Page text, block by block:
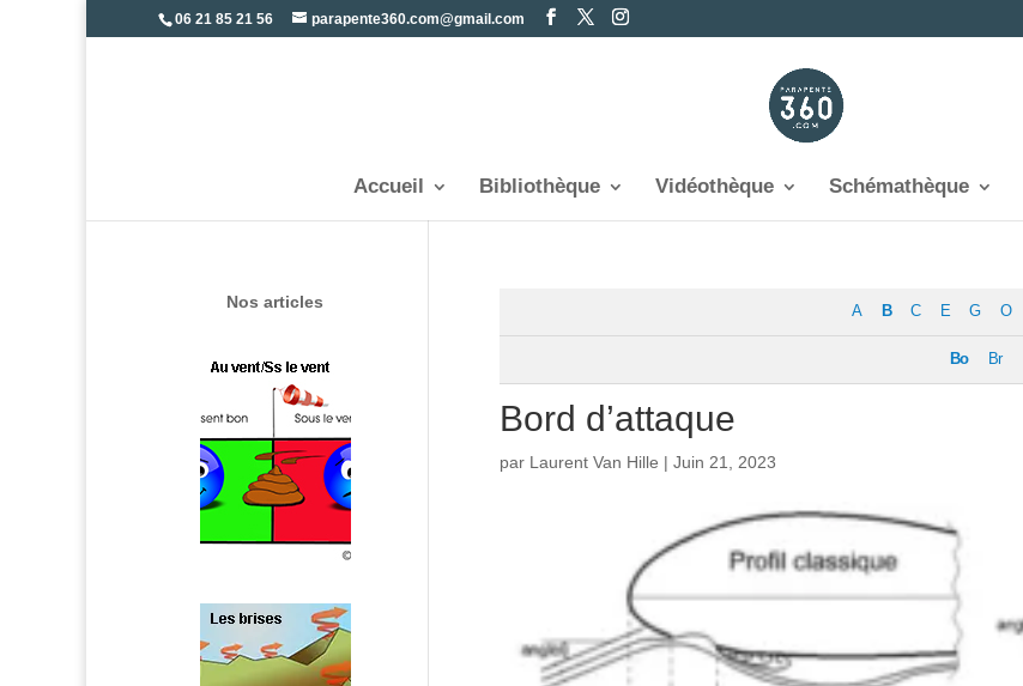
06 21 85 21 56 parapente360.com@gmail.com
Accueil Bibliothèque Vidéothèque Schémathèque
A B C E G O
Bo Br
Bord d’attaque
par Laurent Van Hille | Juin 21, 2023
Nos articles